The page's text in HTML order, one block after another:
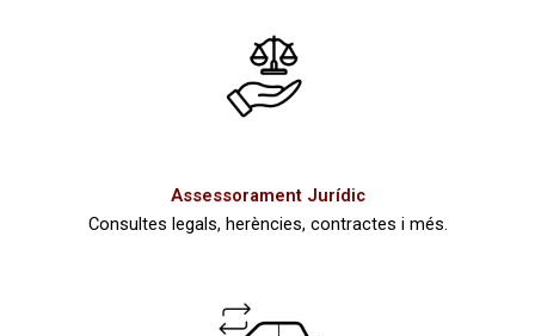
Assessorament Jurídic
Consultes legals, herències, contractes i més.